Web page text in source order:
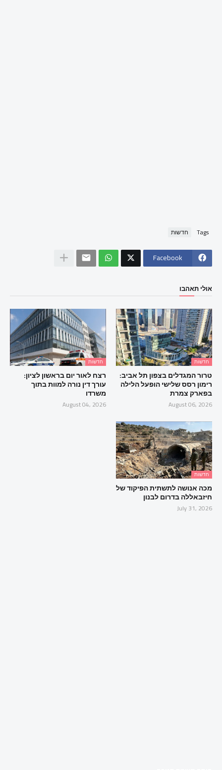
Tags חדשות
Facebook
אולי תאהבו
חדשות
טרור המגדלים בצפון תל אביב:
רימון רסס שלישי הופעל הלילה
בפארק צמרת
August 06, 2026
חדשות
רצח לאור יום בראשון לציון:
עורך דין נורה למוות בתוך
משרדו
August 04, 2026
חדשות
מכה אנושה לתשתית הפיקוד של
חיזבאללה בדרום לבנון
July 31, 2026